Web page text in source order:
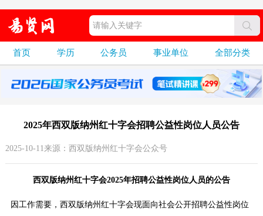
首页 学历 公务员 事业单位 全部分类
2025年西双版纳州红十字会招聘公益性岗位人员公告
2025-10-11来源：西双版纳州红十字会公众号
西双版纳州红十字会2025年招聘公益性岗位人员的公告
因工作需要，西双版纳州红十字会现面向社会公开招聘公益性岗位